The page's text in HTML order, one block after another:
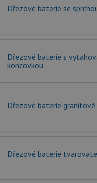
Dřezové baterie se
Dřezové baterie s
koncovkou
Dřezové baterie granitové
Dřezové baterie